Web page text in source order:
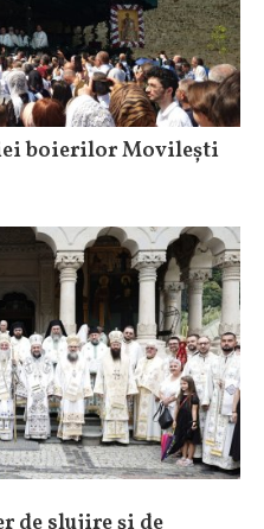
boierilor Movilești